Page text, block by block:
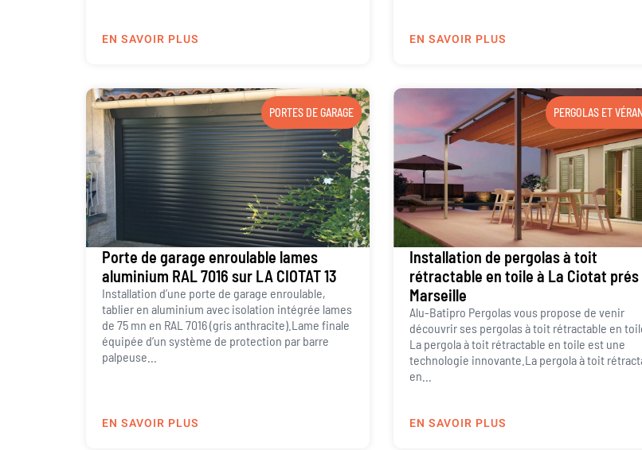
EN SAVOIR PLUS EN SAVOIR PLUS
PORTES DE GARAGE
Porte de garage enroulable lames
aluminium RAL 7016 sur LA CIOTAT 13
Installation d’une porte de garage enroulable,
tablier en aluminium avec isolation intégrée lames
de 75 mn en RAL 7016 (gris anthracite).Lame finale
équipée d’un système de protection par barre
palpeuse...
EN SAVOIR PLUS
PERGOLAS ET
Installation de pergolas à toit
rétractable en toile à La Ciotat prés
Marseille
Alu-Batipro Pergolas vous propose de venir
découvrir ses pergolas à toit rétractable en
La pergola à toit rétractable en toile est une
technologie innovante.La pergola à toit
en...
EN SAVOIR PLUS